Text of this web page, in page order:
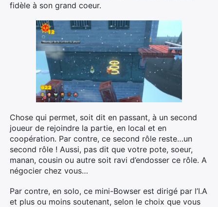
fidèle à son grand coeur.
Chose qui permet, soit dit en passant, à un second
joueur de rejoindre la partie, en local et en
coopération. Par contre, ce second rôle reste…un
second rôle ! Aussi, pas dit que votre pote, soeur,
manan, cousin ou autre soit ravi d’endosser ce rôle. A
négocier chez vous…
Par contre, en solo, ce mini-Bowser est dirigé par l’I.A
et plus ou moins soutenant, selon le choix que vous